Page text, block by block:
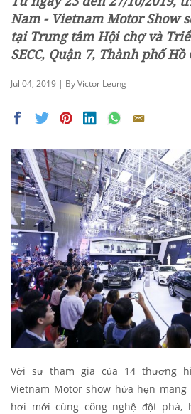
Nam - Vietnam Motor Show
tại Trung tâm Hội chợ và
SECC, Quận 7, Thành phố
Jul 04, 2019 | By Victor Leung
Với sự tham gia của 14 thương
Vietnam Motor show hứa hẹn
hơi mới cùng công nghệ đột phá,